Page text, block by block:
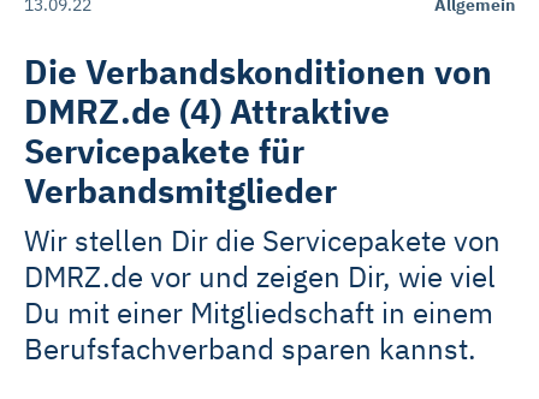
Die Verbandskonditionen von
DMRZ.de (4) Attraktive
Servicepakete für
Verbandsmitglieder
Wir stellen Dir die Servicepakete von
DMRZ.de vor und zeigen Dir, wie viel
Du mit einer Mitgliedschaft in einem
Berufsfachverband sparen kannst.